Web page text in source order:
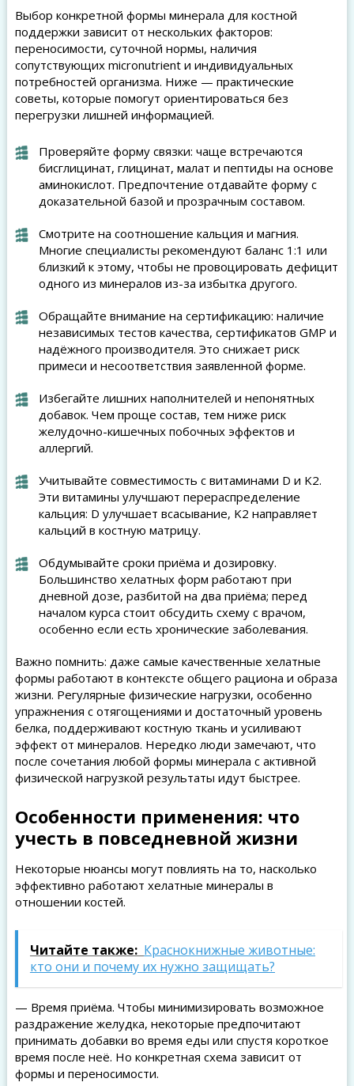
Выбор конкретной формы минерала для костной
поддержки зависит от нескольких факторов:
переносимости, суточной нормы, наличия
сопутствующих micronutrient и индивидуальных
потребностей организма. Ниже — практические
советы, которые помогут ориентироваться без
перегрузки лишней информацией.
Проверяйте форму связки: чаще встречаются
бисглицинат, глицинат, малат и пептиды на основе
аминокислот. Предпочтение отдавайте форму с
доказательной базой и прозрачным составом.
Смотрите на соотношение кальция и магния.
Многие специалисты рекомендуют баланс 1:1 или
близкий к этому, чтобы не провоцировать дефицит
одного из минералов из-за избытка другого.
Обращайте внимание на сертификацию: наличие
независимых тестов качества, сертификатов GMP и
надёжного производителя. Это снижает риск
примеси и несоответствия заявленной форме.
Избегайте лишних наполнителей и непонятных
добавок. Чем проще состав, тем ниже риск
желудочно-кишечных побочных эффектов и
аллергий.
Учитывайте совместимость с витаминами D и K2.
Эти витамины улучшают перераспределение
кальция: D улучшает всасывание, K2 направляет
кальций в костную матрицу.
Обдумывайте сроки приёма и дозировку.
Большинство хелатных форм работают при
дневной дозе, разбитой на два приёма; перед
началом курса стоит обсудить схему с врачом,
особенно если есть хронические заболевания.
Важно помнить: даже самые качественные хелатные
формы работают в контексте общего рациона и образа
жизни. Регулярные физические нагрузки, особенно
упражнения с отягощениями и достаточный уровень
белка, поддерживают костную ткань и усиливают
эффект от минералов. Нередко люди замечают, что
после сочетания любой формы минерала с активной
физической нагрузкой результаты идут быстрее.
Особенности применения: что
учесть в повседневной жизни
Некоторые нюансы могут повлиять на то, насколько
эффективно работают хелатные минералы в
отношении костей.
Читайте также: Краснокнижные животные:
кто они и почему их нужно защищать?
— Время приёма. Чтобы минимизировать возможное
раздражение желудка, некоторые предпочитают
принимать добавки во время еды или спустя короткое
время после неё. Но конкретная схема зависит от
формы и переносимости.